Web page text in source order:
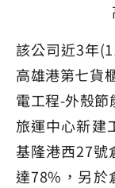
該公司近3年
高雄港第七貨
電工程-外殼
旅運中心新建
基隆港西27號
達78%，另於